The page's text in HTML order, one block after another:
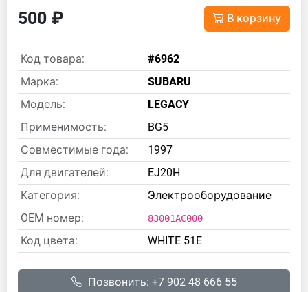
500 ₽ В корзину
Код товара:
#6962
Марка:
SUBARU
Модель:
LEGACY
Применимость:
BG5
Совместимые года:
1997
Для двигателей:
EJ20H
Категория:
Электрооборудование
OEM номер:
83001AC000
Код цвета: WHITE 51E
Позвонить: +7 902 48 666 55